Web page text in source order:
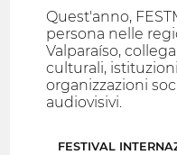
Quest'anno,
persona nelle
Valparaíso,
culturali,
organizzazioni
audiovisivi.
FESTIVAL